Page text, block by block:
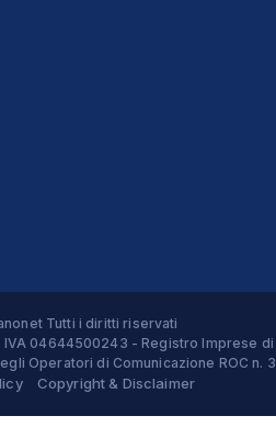
Tutti i diritti riservati
04644500243 - Registro Imprese
Operatori di Comunicazione ROC
Copyright & Disclaimer